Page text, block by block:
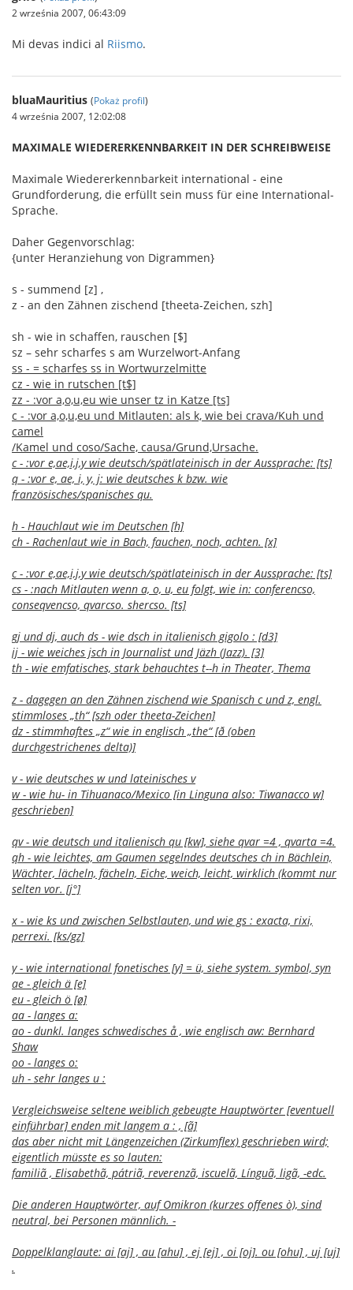
2 września 2007, 06:43:09
Mi devas indici al Riismo.
bluaMauritius (Pokaż profil)
4 września 2007, 12:02:08
MAXIMALE WIEDERERKENNBARKEIT IN DER SCHREIBWEISE
Maximale Wiedererkennbarkeit international - eine
Grundforderung, die erfüllt sein muss für eine International-
Sprache.
Daher Gegenvorschlag:
{unter Heranziehung von Digrammen}
s - summend [z] ,
z - an den Zähnen zischend [theeta-Zeichen, szh]
sh - wie in schaffen, rauschen [$]
sz – sehr scharfes s am Wurzelwort-Anfang
ss - = scharfes ss in Wortwurzelmitte
cz - wie in rutschen [t$]
zz - :vor a,o,u,eu wie unser tz in Katze [ts]
c - :vor a,o,u,eu und Mitlauten: als k, wie bei crava/Kuh und
camel
/Kamel und coso/Sache, causa/Grund,Ursache.
c - :vor e,ae,i,j,y wie deutsch/spätlateinisch in der Aussprache: [ts]
q - :vor e, ae, i, y, j: wie deutsches k bzw. wie
französisches/spanisches qu.
h - Hauchlaut wie im Deutschen [h]
ch - Rachenlaut wie in Bach, fauchen, noch, achten. [x]
c - :vor e,ae,i,j,y wie deutsch/spätlateinisch in der Aussprache: [ts]
cs - :nach Mitlauten wenn a, o, u, eu folgt, wie in: conferencso,
conseqvencso, qvarcso. shercso. [ts]
gj und dj, auch ds - wie dsch in italienisch gigolo : [d3]
jj - wie weiches jsch in Journalist und Jäzh (Jazz). [3]
th - wie emfatisches, stark behauchtes t--h in Theater, Thema
z - dagegen an den Zähnen zischend wie Spanisch c und z, engl.
stimmloses „th“ [szh oder theeta-Zeichen]
dz - stimmhaftes „z“ wie in englisch „the“ [ð (oben
durchgestrichenes delta)]
v - wie deutsches w und lateinisches v
w - wie hu- in Tihuanaco/Mexico [in Linguna also: Tiwanacco w]
geschrieben]
qv - wie deutsch und italienisch qu [kw], siehe qvar =4 , qvarta =4.
qh - wie leichtes, am Gaumen segelndes deutsches ch in Bächlein,
Wächter, lächeln, fächeln, Eiche, weich, leicht, wirklich (kommt nur
selten vor. [j°]
x - wie ks und zwischen Selbstlauten, und wie gs : exacta, rixi,
perrexi. [ks/gz]
y - wie international fonetisches [y] = ü, siehe system. symbol, syn
ae - gleich ä [e]
eu - gleich ö [ø]
aa - langes a:
ao - dunkl. langes schwedisches å , wie englisch aw: Bernhard
Shaw
oo - langes o:
uh - sehr langes u :
Vergleichsweise seltene weiblich gebeugte Hauptwörter [eventuell
einführbar] enden mit langem a : , [ã]
das aber nicht mit Längenzeichen (Zirkumflex) geschrieben wird;
eigentlich müsste es so lauten:
familiã , Elisabethã, pátriã, reverenzã, iscuelã, Línguã, ligã, -edc.
Die anderen Hauptwörter, auf Omikron (kurzes offenes ò), sind
neutral, bei Personen männlich. -
Doppelklanglaute: ai [aj] , au [ahu] , ej [ej] , oi [oj]. ou [ohu] , uj [uj]
.